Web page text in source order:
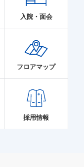
心理・社会的
るケアをしま
子どもやご家
お気持ちを聴
通して、心理
イサービスチ
ンを通じて和
入院・面会
フロアマップ
採用情報